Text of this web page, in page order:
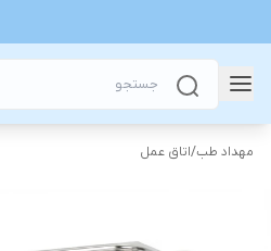
مهداد طب/اتاق عمل